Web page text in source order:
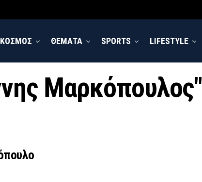
ΚΟΣΜΟΣ ΘΕΜΑΤΑ SPORTS LIFESTYLE
Μαρκόπουλος"